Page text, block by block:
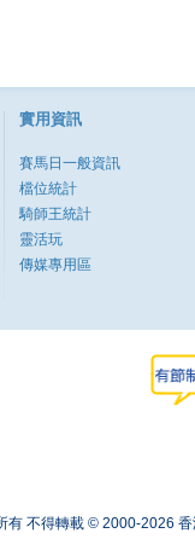
實用資訊
賽馬日一般資訊
檔位統計
騎師王統計
靈活玩
傳媒專用區
有 不得轉載 © 2000-2026 香